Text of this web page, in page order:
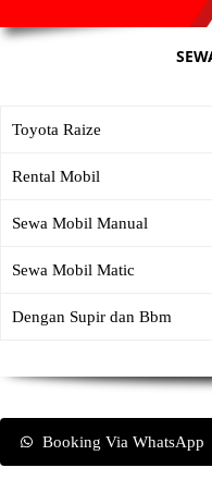
Toyota Raize
Rental Mobil
Sewa Mobil Manual
Sewa Mobil Matic
Dengan Supir dan Bbm
Booking Via WhatsApp